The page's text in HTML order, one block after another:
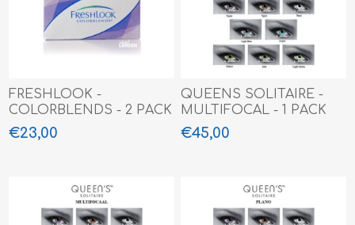
FRESHLOOK -
COLORBLENDS - 2 PACK
€23,00
QUEENS SOLITAIRE -
MULTIFOCAL - 1 PACK
€45,00